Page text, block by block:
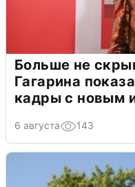
Больше не
Гагарина
кадры с новым
6 августа 143